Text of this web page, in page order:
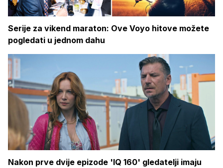
Serije za vikend maraton: Ove Voyo hitove možete
pogledati u jednom dahu
Nakon prve dvije epizode 'IQ 160' gledatelji imaju